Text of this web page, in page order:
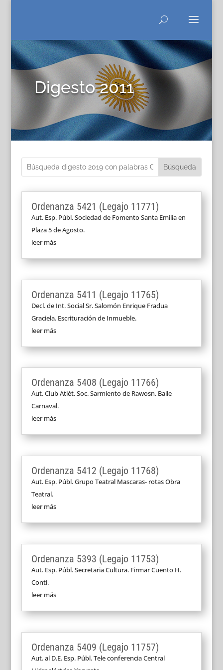
Digesto 2011
Ordenanza 5421 (Legajo 11771)
Aut. Esp. Públ. Sociedad de Fomento Santa Emilia en
Plaza 5 de Agosto.
leer más
Ordenanza 5411 (Legajo 11765)
Decl. de Int. Social Sr. Salomón Enrique Fradua
Graciela. Escrituración de Inmueble.
leer más
Ordenanza 5408 (Legajo 11766)
Aut. Club Atlét. Soc. Sarmiento de Rawosn. Baile
Carnaval.
leer más
Ordenanza 5412 (Legajo 11768)
Aut. Esp. Públ. Grupo Teatral Mascaras- rotas Obra
Teatral.
leer más
Ordenanza 5393 (Legajo 11753)
Aut. Esp. Públ. Secretaria Cultura. Firmar Cuento H.
Conti.
leer más
Ordenanza 5409 (Legajo 11757)
Aut. al D.E. Esp. Públ. Tele conferencia Central